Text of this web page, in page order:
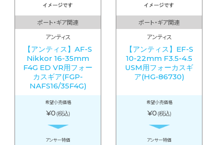
ポート・ギア関連
アンティス
【アンティス】AF-S
Nikkor 16-35mm
F4G ED VR用フォー
カスギア(FGP-
NAFS16/35F4G)
希望小売価格
¥0 (税込)
アンサー特価
ポート・ギア関連
アンティス
【アンティス】EF-S
10-22mm F3.5-4.5
USM用フォーカスギ
ア(HG-86730)
希望小売価格
¥0 (税込)
アンサー特価